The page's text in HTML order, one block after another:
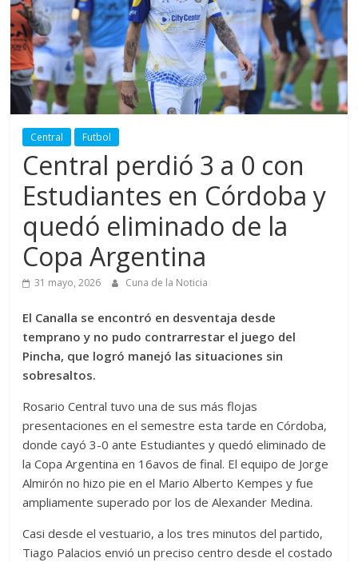
Central Futbol
Central perdió 3 a 0 con
Estudiantes en Córdoba y
quedó eliminado de la
Copa Argentina
31 mayo, 2026 Cuna de la Noticia
El Canalla se encontró en desventaja desde
temprano y no pudo contrarrestar el juego del
Pincha, que logró manejó las situaciones sin
sobresaltos.
Rosario Central tuvo una de sus más flojas
presentaciones en el semestre esta tarde en Córdoba,
donde cayó 3-0 ante Estudiantes y quedó eliminado de
la Copa Argentina en 16avos de final. El equipo de Jorge
Almirón no hizo pie en el Mario Alberto Kempes y fue
ampliamente superado por los de Alexander Medina.
Casi desde el vestuario, a los tres minutos del partido,
Tiago Palacios envió un preciso centro desde el costado